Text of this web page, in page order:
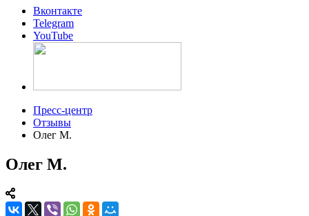
Вконтакте
Telegram
YouTube
Пресс-центр
Отзывы
Олег М.
Олег М.